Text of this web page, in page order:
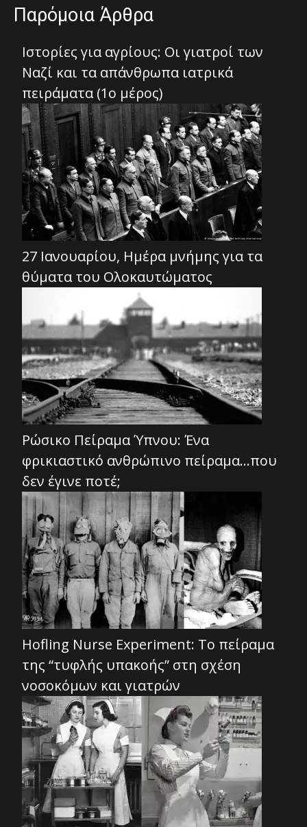
Παρόμοια Άρθρα
Ιστορίες για αγρίους: Οι γιατροί των
Ναζί και τα απάνθρωπα ιατρικά
πειράματα (1ο μέρος)
27 Ιανουαρίου, Ημέρα μνήμης για τα
θύματα του Ολοκαυτώματος
Ρώσικο Πείραμα Ύπνου: Ένα
φρικιαστικό ανθρώπινο πείραμα…που
δεν έγινε ποτέ;
Hofling Nurse Experiment: Το πείραμα
της “τυφλής υπακοής” στη σχέση
νοσοκόμων και γιατρών